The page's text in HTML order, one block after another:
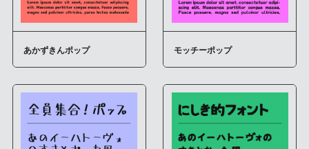
あかずきんポップ モッチーポップ